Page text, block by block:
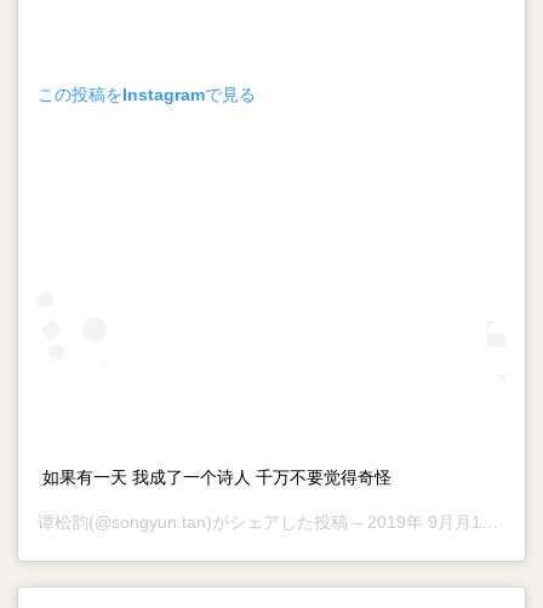
この投稿をInstagramで見る
如果有一天 我成了一个诗人 千万不要觉得奇怪
谭松韵(@songyun.tan)がシェアした投稿 – 2019年 9月月14日午前10時15分PDT